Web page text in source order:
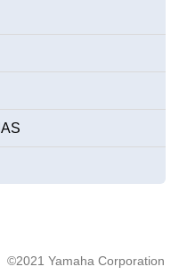
©2021 Yamaha Corporation